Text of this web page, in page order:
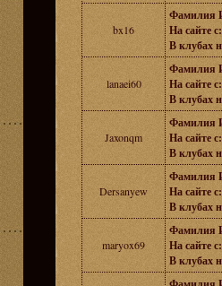
bx16
Фамилия
На сайте с:
В клубах
lanaei60
Фамилия
На сайте с:
В клубах
Jaxonqm
Фамилия
На сайте с:
В клубах
Dersanyew
Фамилия
На сайте с:
В клубах
maryox69
Фамилия
На сайте с:
В клубах